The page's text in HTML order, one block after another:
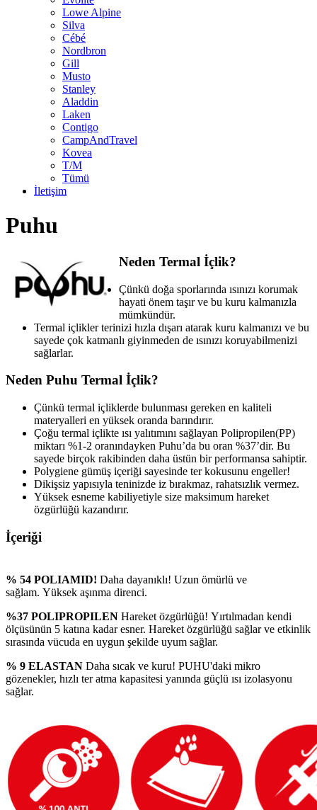
Lowe Alpine
Silva
Cébé
Nordbron
Gill
Musto
Stanley
Aladdin
Laken
Contigo
CampAndTravel
Kovea
T/M
Tümü
İletişim
Puhu
Neden Termal İçlik?
Çünkü doğa sporlarında ısınızı korumak
hayati önem taşır ve bu kuru kalmanızla
mümkündür.
Termal içlikler terinizi hızla dışarı atarak kuru kalmanızı ve bu
sayede çok katmanlı giyinmeden de ısınızı koruyabilmenizi
sağlarlar.
Neden Puhu Termal İçlik?
Çünkü termal içliklerde bulunması gereken en kaliteli
materyalleri en yüksek oranda barındırır.
Çoğu termal içlikte ısı yalıtımını sağlayan Polipropilen(PP)
miktarı %1-2 oranındayken Puhu’da bu oran %37’dir. Bu
sayede birçok rakibinden daha üstün bir performansa sahiptir.
Polygiene gümüş içeriği sayesinde ter kokusunu engeller!
Dikişsiz yapısıyla teninizde iz bırakmaz, rahatsızlık vermez.
Yüksek esneme kabiliyetiyle size maksimum hareket
özgürlüğü kazandırır.
İçeriği
% 54 POLIAMID! Daha dayanıklı! Uzun ömürlü ve
sağlam. Yüksek aşınma direnci.
%37 POLIPROPILEN Hareket özgürlüğü! Yırtılmadan kendi
ölçüsünün 5 katına kadar esner. Hareket özgürlüğü sağlar ve etkinlik
sırasında vücuda en uygun şekilde uyum sağlar.
% 9 ELASTAN Daha sıcak ve kuru! PUHU'daki mikro
gözenekler, hızlı ter atma kapasitesi yanında güçlü ısı izolasyonu
sağlar.